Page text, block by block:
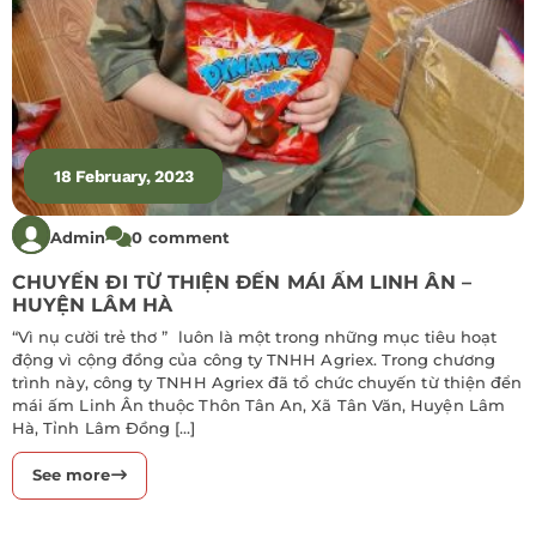
18 February, 2023
Admin 0 comment
CHUYẾN ĐI TỪ THIỆN ĐẾN MÁI ẤM LINH ÂN –
HUYỆN LÂM HÀ
“Vì nụ cười trẻ thơ ” luôn là một trong những mục tiêu hoạt
động vì cộng đồng của công ty TNHH Agriex. Trong chương
trình này, công ty TNHH Agriex đã tổ chức chuyến từ thiện đển
mái ấm Linh Ân thuộc Thôn Tân An, Xã Tân Văn, Huyện Lâm
Hà, Tỉnh Lâm Đồng […]
See more